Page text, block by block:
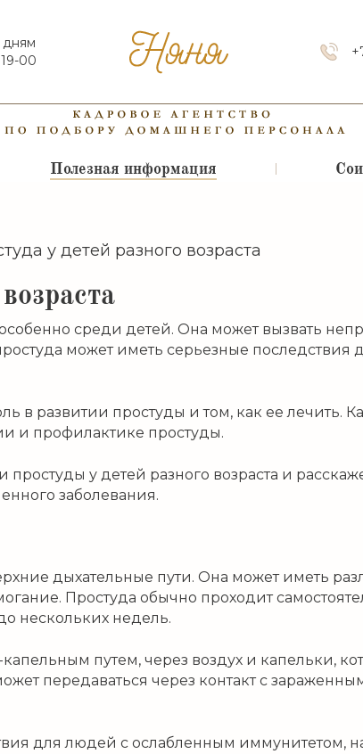
00
Полезная информация
у детей разного возраста
среди детей. Она может вызвать
может иметь серьезные последствия
в развитии простуды и том, как ее лечить.
и профилактике простуды.
простуды у детей разного возраста и
заболевания.
дыхательные пути. Она может иметь
Простуда обычно проходит
нескольких недель.
капельным путем, через воздух и капельки,
передаваться через контакт с
для людей с ослабленным иммунитетом,